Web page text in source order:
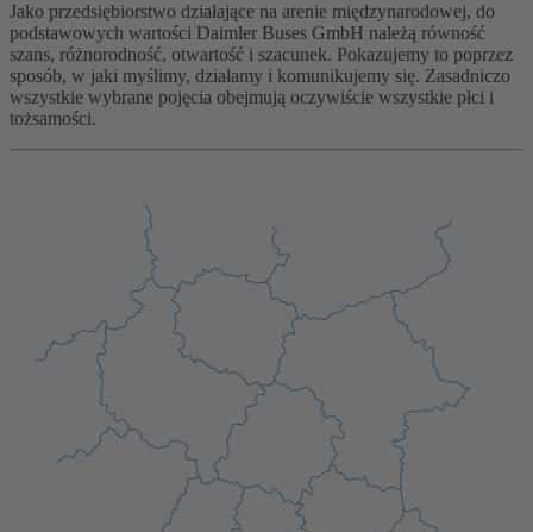
Jako przedsiębiorstwo działające na arenie międzynarodowej, do
podstawowych wartości Daimler Buses GmbH należą równość
szans, różnorodność, otwartość i szacunek. Pokazujemy to poprzez
sposób, w jaki myślimy, działamy i komunikujemy się. Zasadniczo
wszystkie wybrane pojęcia obejmują oczywiście wszystkie płci i
tożsamości.